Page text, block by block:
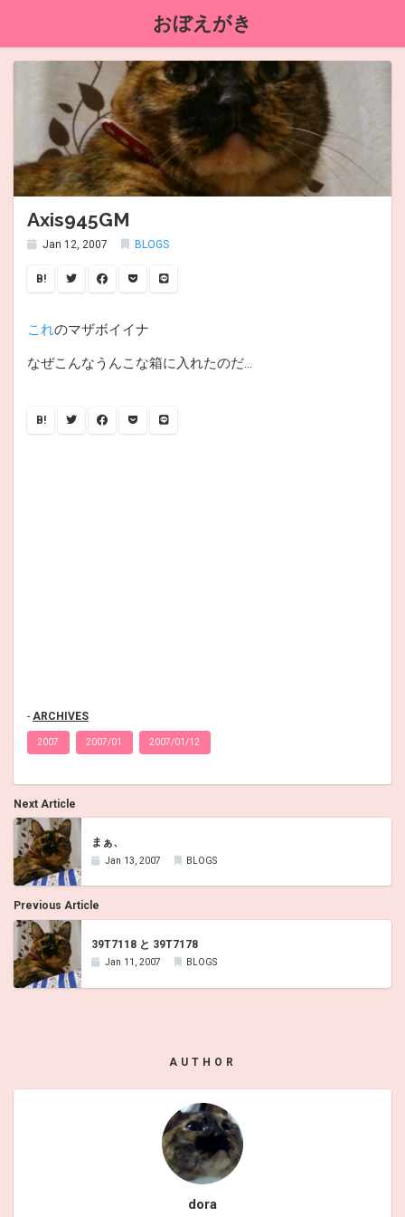
おぼえがき
Axis945GM
Jan 12, 2007 BLOGS
B!
これのマザボイイナ
なぜこんなうんこな箱に入れたのだ…
B!
ARCHIVES
2007 2007/01 2007/01/12
Next Article
まぁ、
Jan 13, 2007 BLOGS
Previous Article
39T7118 と 39T7178
Jan 11, 2007 BLOGS
AUTHOR
dora